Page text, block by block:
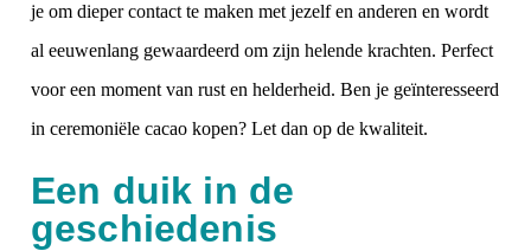
je om dieper contact te maken met jezelf en anderen en wordt
al eeuwenlang gewaardeerd om zijn helende krachten. Perfect
voor een moment van rust en helderheid. Ben je geïnteresseerd
in ceremoniële cacao kopen? Let dan op de kwaliteit.
Een duik in de
geschiedenis